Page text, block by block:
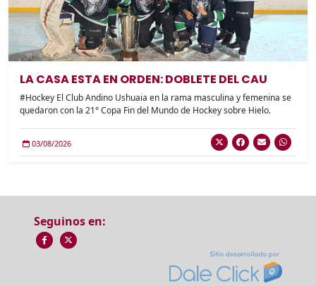
LA CASA ESTA EN ORDEN: DOBLETE DEL CAU
#Hockey El Club Andino Ushuaia en la rama masculina y femenina se
quedaron con la 21° Copa Fin del Mundo de Hockey sobre Hielo.
03/08/2026
Seguinos en: